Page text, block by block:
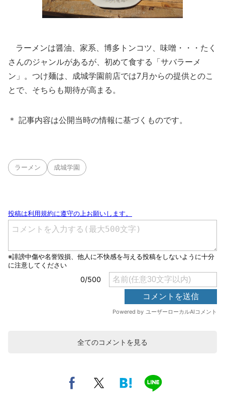
ラーメンは醤油、家系、博多トンコツ、味噌・・・たく
さんのジャンルがあるが、初めて食する「サバラーメ
ン」。つけ麺は、成城学園前店では7月からの提供とのこ
とで、そちらも期待が高まる。
＊ 記事内容は公開当時の情報に基づくものです。
ラーメン 成城学園
全てのコメントを見る